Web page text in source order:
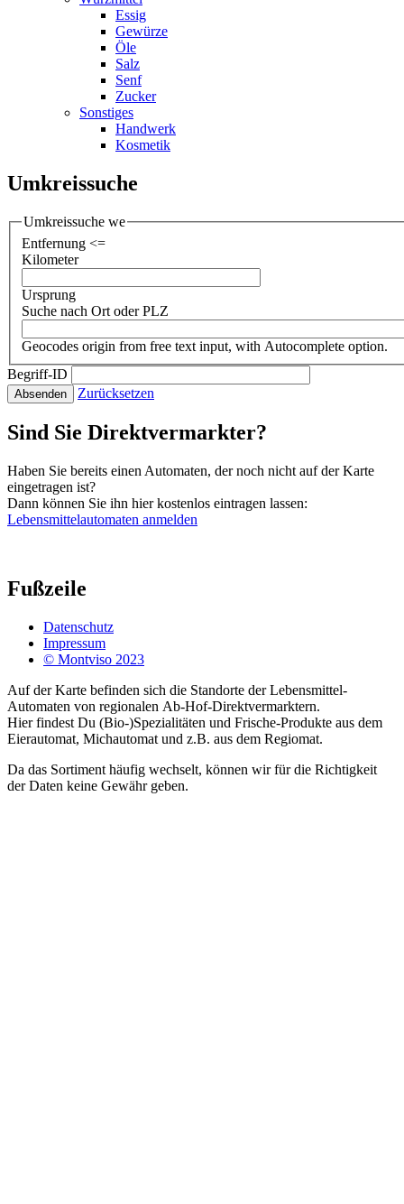
Essig
Gewürze
Öle
Salz
Senf
Zucker
Sonstiges
Handwerk
Kosmetik
Umkreissuche
Umkreissuche we
Entfernung <=
Kilometer
Ursprung
Suche nach Ort oder PLZ
Geocodes origin from free text input, with Autocomplete option.
Begriff-ID
Absenden Zurücksetzen
Sind Sie Direktvermarkter?
Haben Sie bereits einen Automaten, der noch nicht auf der Karte
eingetragen ist?
Dann können Sie ihn hier kostenlos eintragen lassen:
Lebensmittelautomaten anmelden
Fußzeile
Datenschutz
Impressum
© Montviso 2023
Auf der Karte befinden sich die Standorte der Lebensmittel-
Automaten von regionalen Ab-Hof-Direktvermarktern.
Hier findest Du (Bio-)Spezialitäten und Frische-Produkte aus dem
Eierautomat, Michautomat und z.B. aus dem Regiomat.
Da das Sortiment häufig wechselt, können wir für die Richtigkeit
der Daten keine Gewähr geben.